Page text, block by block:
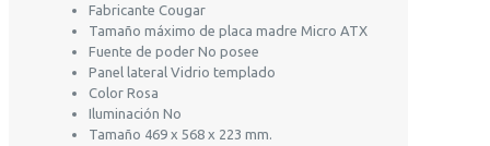
Fabricante Cougar
Tamaño máximo de placa madre Micro ATX
Fuente de poder No posee
Panel lateral Vidrio templado
Color Rosa
Iluminación No
Tamaño 469 x 568 x 223 mm.